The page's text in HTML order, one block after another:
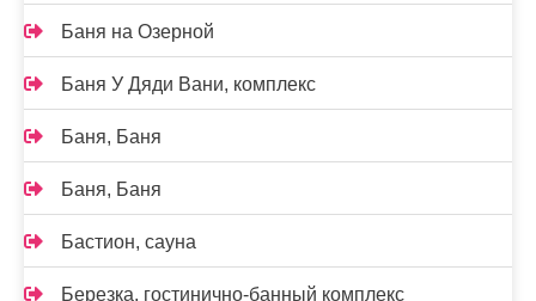
Баня на Озерной
Баня У Дяди Вани, комплекс
Баня, Баня
Баня, Баня
Бастион, сауна
Березка, гостинично-банный комплекс